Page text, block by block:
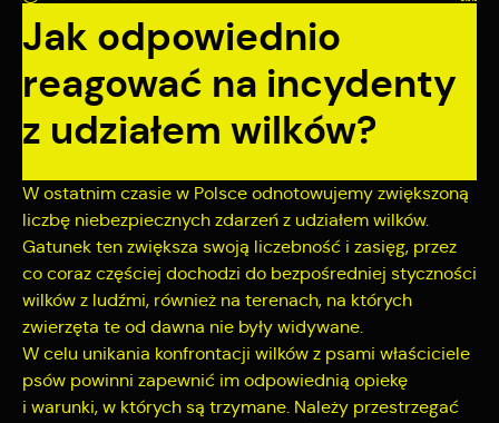
Jak odpowiednio
reagować na incydenty
z udziałem wilków?
W ostatnim czasie w Polsce odnotowujemy zwiększoną
liczbę niebezpiecznych zdarzeń z udziałem wilków.
Gatunek ten zwiększa swoją liczebność i zasięg, przez
co coraz częściej dochodzi do bezpośredniej styczności
wilków z ludźmi, również na terenach, na których
zwierzęta te od dawna nie były widywane.
W celu unikania konfrontacji wilków z psami właściciele
psów powinni zapewnić im odpowiednią opiekę
i warunki, w których są trzymane. Należy przestrzegać
personalizację określonych funkcjonalności czy
prezentowanych treści.
Dzięki tym plikom cookies możemy zapewnić Ci większy
komfort korzystania z funkcjonalności naszej strony poprzez
dopasowanie jej do Twoich indywidualnych preferencji.
cookies gwarantuje dostępność większej ilości funkcji na
stronie.
Więcej
Analityczne pliki cookies pomagają nam rozwijać się i
dostosowywać do Twoich potrzeb.
Cookies analityczne pozwalają na uzyskanie informacji w
zakresie wykorzystywania witryny internetowej, miejsca oraz
częstotliwości, z jaką odwiedzane są nasze serwisy www.
Dane pozwalają nam na ocenę naszych serwisów
internetowych pod względem ich popularności wśród
użytkowników. Zgromadzone informacje są przetwarzane w
formie zanonimizowanej. Wyrażenie zgody na analityczne pliki
cookies gwarantuje dostępność wszystkich funkcjonalności.
Więcej
Reklamowe
Dzięki reklamowym plikom cookies prezentujemy Ci
najciekawsze informacje i aktualności na stronach naszych